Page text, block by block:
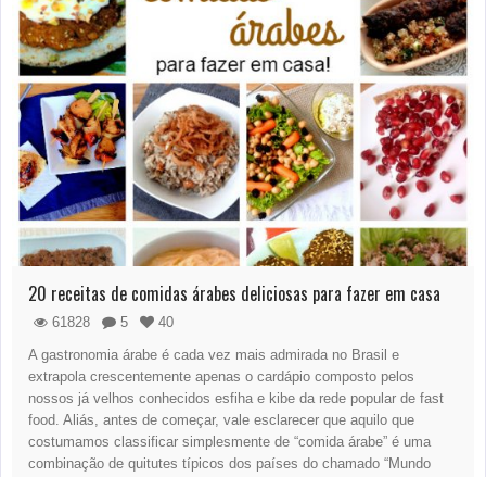
20 receitas de comidas árabes deliciosas para fazer em casa
61828 5
40
A gastronomia árabe é cada vez mais admirada no Brasil e
extrapola crescentemente apenas o cardápio composto pelos
nossos já velhos conhecidos esfiha e kibe da rede popular de fast
food. Aliás, antes de começar, vale esclarecer que aquilo que
costumamos classificar simplesmente de “comida árabe” é uma
combinação de quitutes típicos dos países do chamado “Mundo